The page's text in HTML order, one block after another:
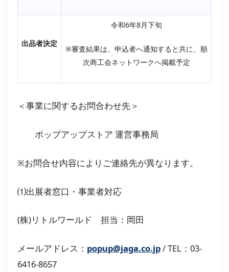
出品者決定
令和6年8月下旬
※審査結果は、申込者へ通知すると共に、順
次商工会ネットワークへ掲載予定
＜事業に関するお問合わせ先＞
ポップアップストア 運営事務局
※お問合せ内容によりご連絡先が異なります。
⑴出展者窓口・事業者対応
(株)リトルワールド 担当：岡田
メールアドレス： popup@jaga.co.jp/ TEL：03-
6416-8657